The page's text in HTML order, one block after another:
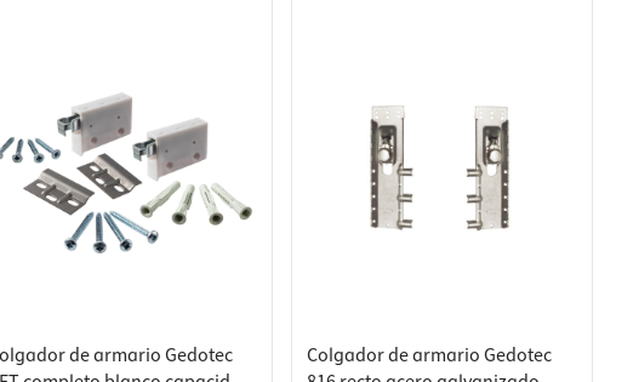
de armario Gedotec
Colgador de armario Gedotec